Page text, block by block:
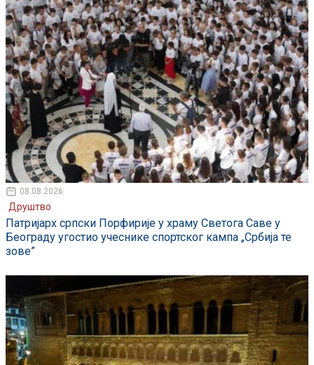
08.08.2026
Друштво
Патријарх српски Порфирије у храму Светога Саве у
Београду угостио учеснике спортског кампа „Србија те
зове”